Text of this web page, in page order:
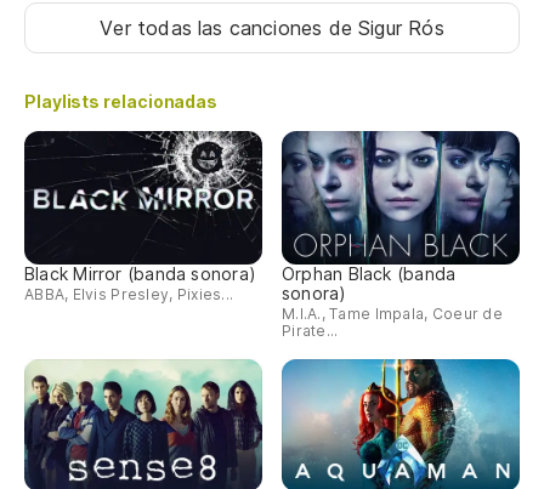
Ver todas las canciones de Sigur Rós
Playlists relacionadas
Black Mirror (banda sonora)
ABBA, Elvis Presley, Pixies...
Orphan Black (banda
sonora)
M.I.A., Tame Impala, Coeur de
Pirate...